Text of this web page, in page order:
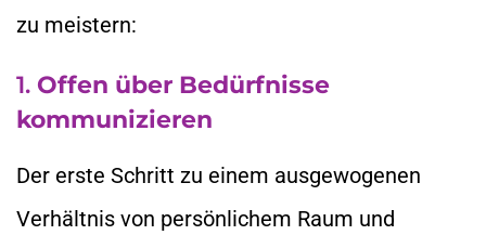
zu meistern:
1. Offen über Bedürfnisse
kommunizieren
Der erste Schritt zu einem ausgewogenen
Verhältnis von persönlichem Raum und